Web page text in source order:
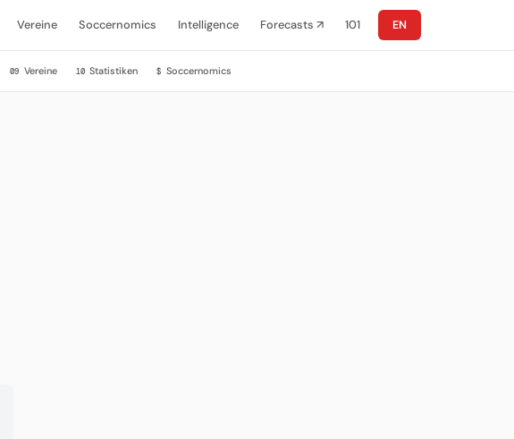
Vereine Soccernomics Intelligence Forecasts ↗ 101 EN
09 Vereine 10 Statistiken $ Soccernomics